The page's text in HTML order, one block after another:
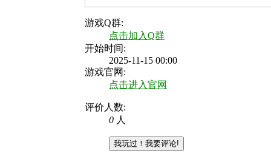
游戏Q群:
点击加入Q群
开始时间:
2025-11-15 00:00
游戏官网:
点击进入官网
评价人数:
0 人
我玩过！我要评论!